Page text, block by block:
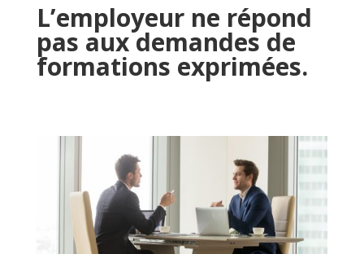
L’employeur ne répond
pas aux demandes de
formations exprimées.